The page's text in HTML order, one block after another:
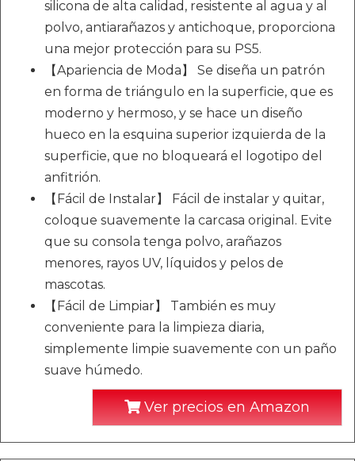
silicona de alta calidad, resistente al agua y al
polvo, antiarañazos y antichoque, proporciona
una mejor protección para su PS5.
【Apariencia de Moda】 Se diseña un patrón
en forma de triángulo en la superficie, que es
moderno y hermoso, y se hace un diseño
hueco en la esquina superior izquierda de la
superficie, que no bloqueará el logotipo del
anfitrión.
【Fácil de Instalar】 Fácil de instalar y quitar,
coloque suavemente la carcasa original. Evite
que su consola tenga polvo, arañazos
menores, rayos UV, líquidos y pelos de
mascotas.
【Fácil de Limpiar】 También es muy
conveniente para la limpieza diaria,
simplemente limpie suavemente con un paño
suave húmedo.
Ver precios en Amazon